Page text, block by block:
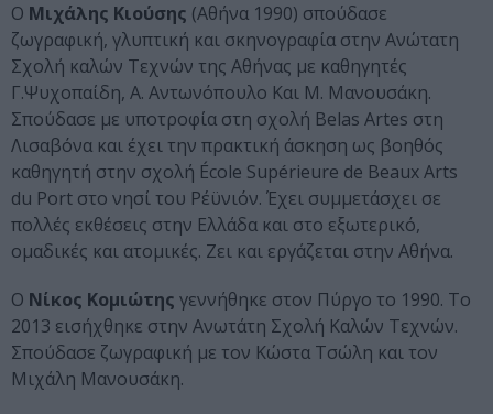
Ο Μιχάλης Κιούσης (Αθήνα 1990) σπούδασε
ζωγραφική, γλυπτική και σκηνογραφία στην Ανώτατη
Σχολή καλών Τεχνών της Αθήνας με καθηγητές
Γ.Ψυχοπαίδη, Α. Αντωνόπουλο Και Μ. Μανουσάκη.
Σπούδασε με υποτροφία στη σχολή Belas Artes στη
Λισαβόνα και έχει την πρακτική άσκηση ως βοηθός
καθηγητή στην σχολή École Supérieure de Beaux Arts
du Port στο νησί του Ρέϋνιόν. Έχει συμμετάσχει σε
πολλές εκθέσεις στην Ελλάδα και στο εξωτερικό,
ομαδικές και ατομικές. Ζει και εργάζεται στην Αθήνα.
Ο Νίκος Κομιώτης γεννήθηκε στον Πύργο το 1990. Το
2013 εισήχθηκε στην Ανωτάτη Σχολή Καλών Τεχνών.
Σπούδασε ζωγραφική με τον Κώστα Τσώλη και τον
Μιχάλη Μανουσάκη.